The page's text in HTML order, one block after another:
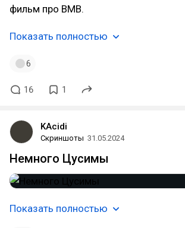
фильм про ВМВ.
Показать полностью
6
16 1
KAcidi
Скриншоты 31.05.2024
Немного Цусимы
Показать полностью